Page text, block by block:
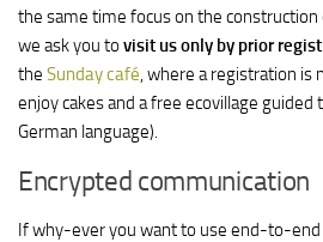
the same time focus on the construction
we ask you to visit us only by prior
the Sunday café, where a registration is
enjoy cakes and a free ecovillage
German language).
Encrypted communication
If why-ever you want to use end-to-